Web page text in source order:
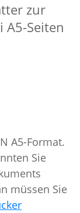
zur
A5-Seiten
A5-Format.
Sie
müssen Sie